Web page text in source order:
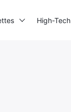
High-Tech